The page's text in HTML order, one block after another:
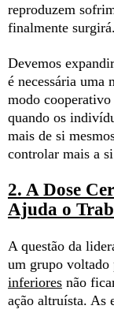
reproduzem
finalmente
Devemos
é necessária uma
modo
quando os
mais de si
controlar mais a
2. A Dose
Ajuda o
A questão da
um grupo voltado
inferiores não
ação altruísta. As